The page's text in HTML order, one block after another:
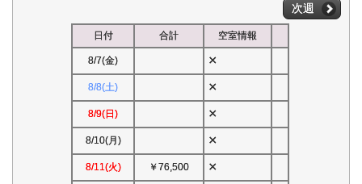
次週
日付 合計 空室情報
8/7(金) ×
8/8(土) ×
8/9(日) ×
8/10(月) ×
8/11(火) ￥76,500 ×